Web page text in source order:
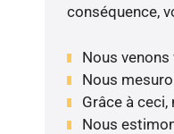
conséquence,
Nous
Nous
Grâce à
Nous